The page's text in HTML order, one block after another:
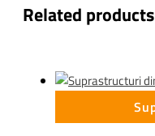
Related products